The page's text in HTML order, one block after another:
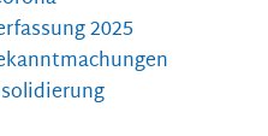
2025